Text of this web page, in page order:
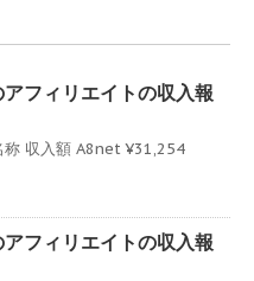
フィリエイトの収入報
称 収入額 A8net ¥31,254
フィリエイトの収入報